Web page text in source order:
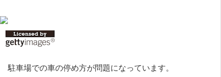
駐車場での車の停め方が問題になっています。